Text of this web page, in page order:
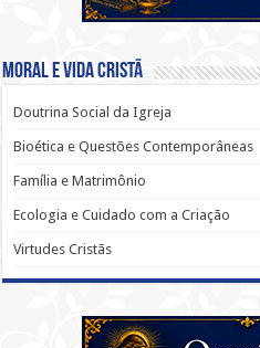
Moral e Vida Cristã
Doutrina Social da Igreja
Bioética e Questões Contemporâneas
Família e Matrimônio
Ecologia e Cuidado com a Criação
Virtudes Cristãs